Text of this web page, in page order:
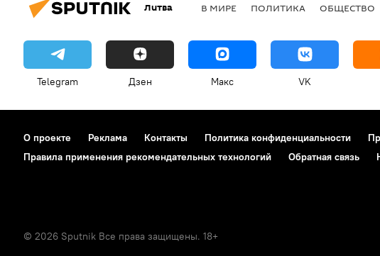
Литва В МИРЕ ПОЛИТИКА ОБЩЕСТВО
Telegram Дзен Макс VK
О проекте Реклама Контакты Политика конфиденциальности
Правила применения рекомендательных технологий
Обратная связь
© 2026 Sputnik Все права защищены. 18+